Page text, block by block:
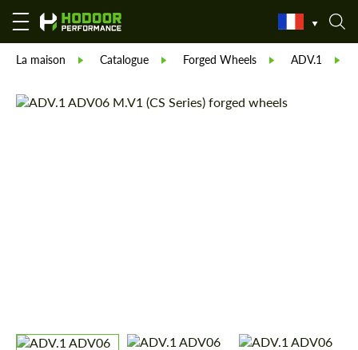
La maison Catalogue Forged Wheels ADV.1